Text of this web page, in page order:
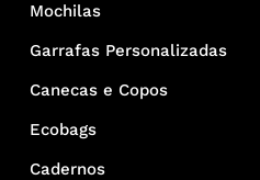
Mochilas
Garrafas Personalizadas
Canecas e Copos
Ecobags
Cadernos